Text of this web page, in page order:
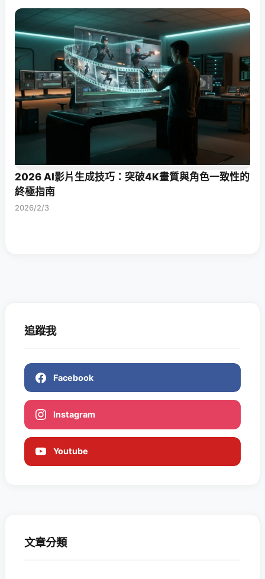
2026 AI影片生成技巧：突破4K畫質與角色一致性的
終極指南
2026/2/3
追蹤我
Facebook
Instagram
Youtube
文章分類